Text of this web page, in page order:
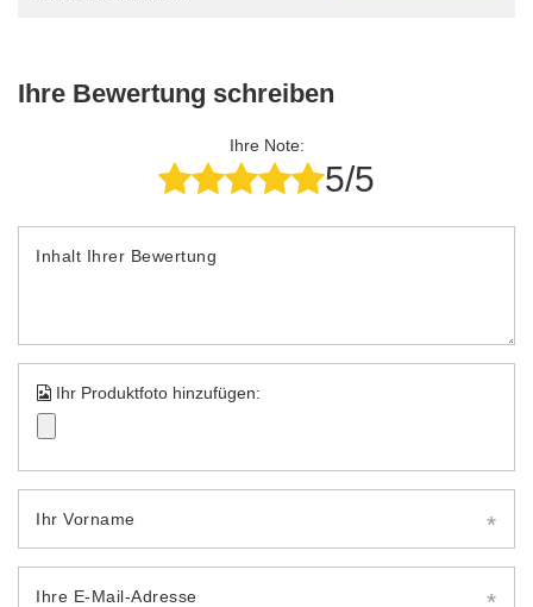
Ihre Bewertung schreiben
Ihre Note:
5/5
Inhalt Ihrer Bewertung
Ihr Produktfoto hinzufügen:
Ihr Vorname
Ihre E-Mail-Adresse